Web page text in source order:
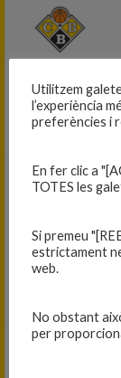
C.B.
Utilitzem
l’experiència
preferències i
En fer clic a
TOTES les
Si premeu
estrictament
web.
No obstant
per